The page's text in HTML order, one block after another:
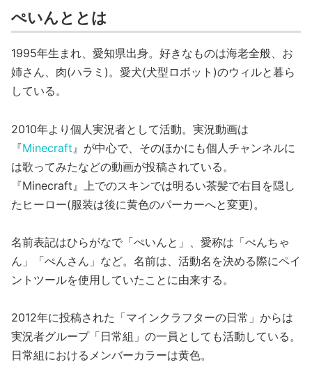
ぺいんととは
1995年生まれ、愛知県出身。好きなものは海老全般、お
姉さん、肉(ハラミ)。愛犬(犬型ロボット)のウィルと暮ら
している。
2010年より個人実況者として活動。実況動画は
『Minecraft 』が中心で、そのほかにも個人チャンネルに
は歌ってみたなどの動画が投稿されている。
『Minecraft』上でのスキンでは明るい茶髪で右目を隠し
たヒーロー(服装は後に黄色のパーカーへと変更)。
名前表記はひらがなで「ぺいんと」、愛称は「ぺんちゃ
ん」「ぺんさん」など。名前は、活動名を決める際にペイ
ントツールを使用していたことに由来する。
2012年に投稿された「マインクラフターの日常」からは
実況者グループ「日常組」の一員としても活動している。
日常組におけるメンバーカラーは黄色。